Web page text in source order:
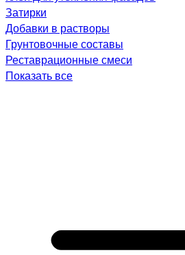
Затирки
Добавки в растворы
Грунтовочные составы
Реставрационные смеси
Показать все